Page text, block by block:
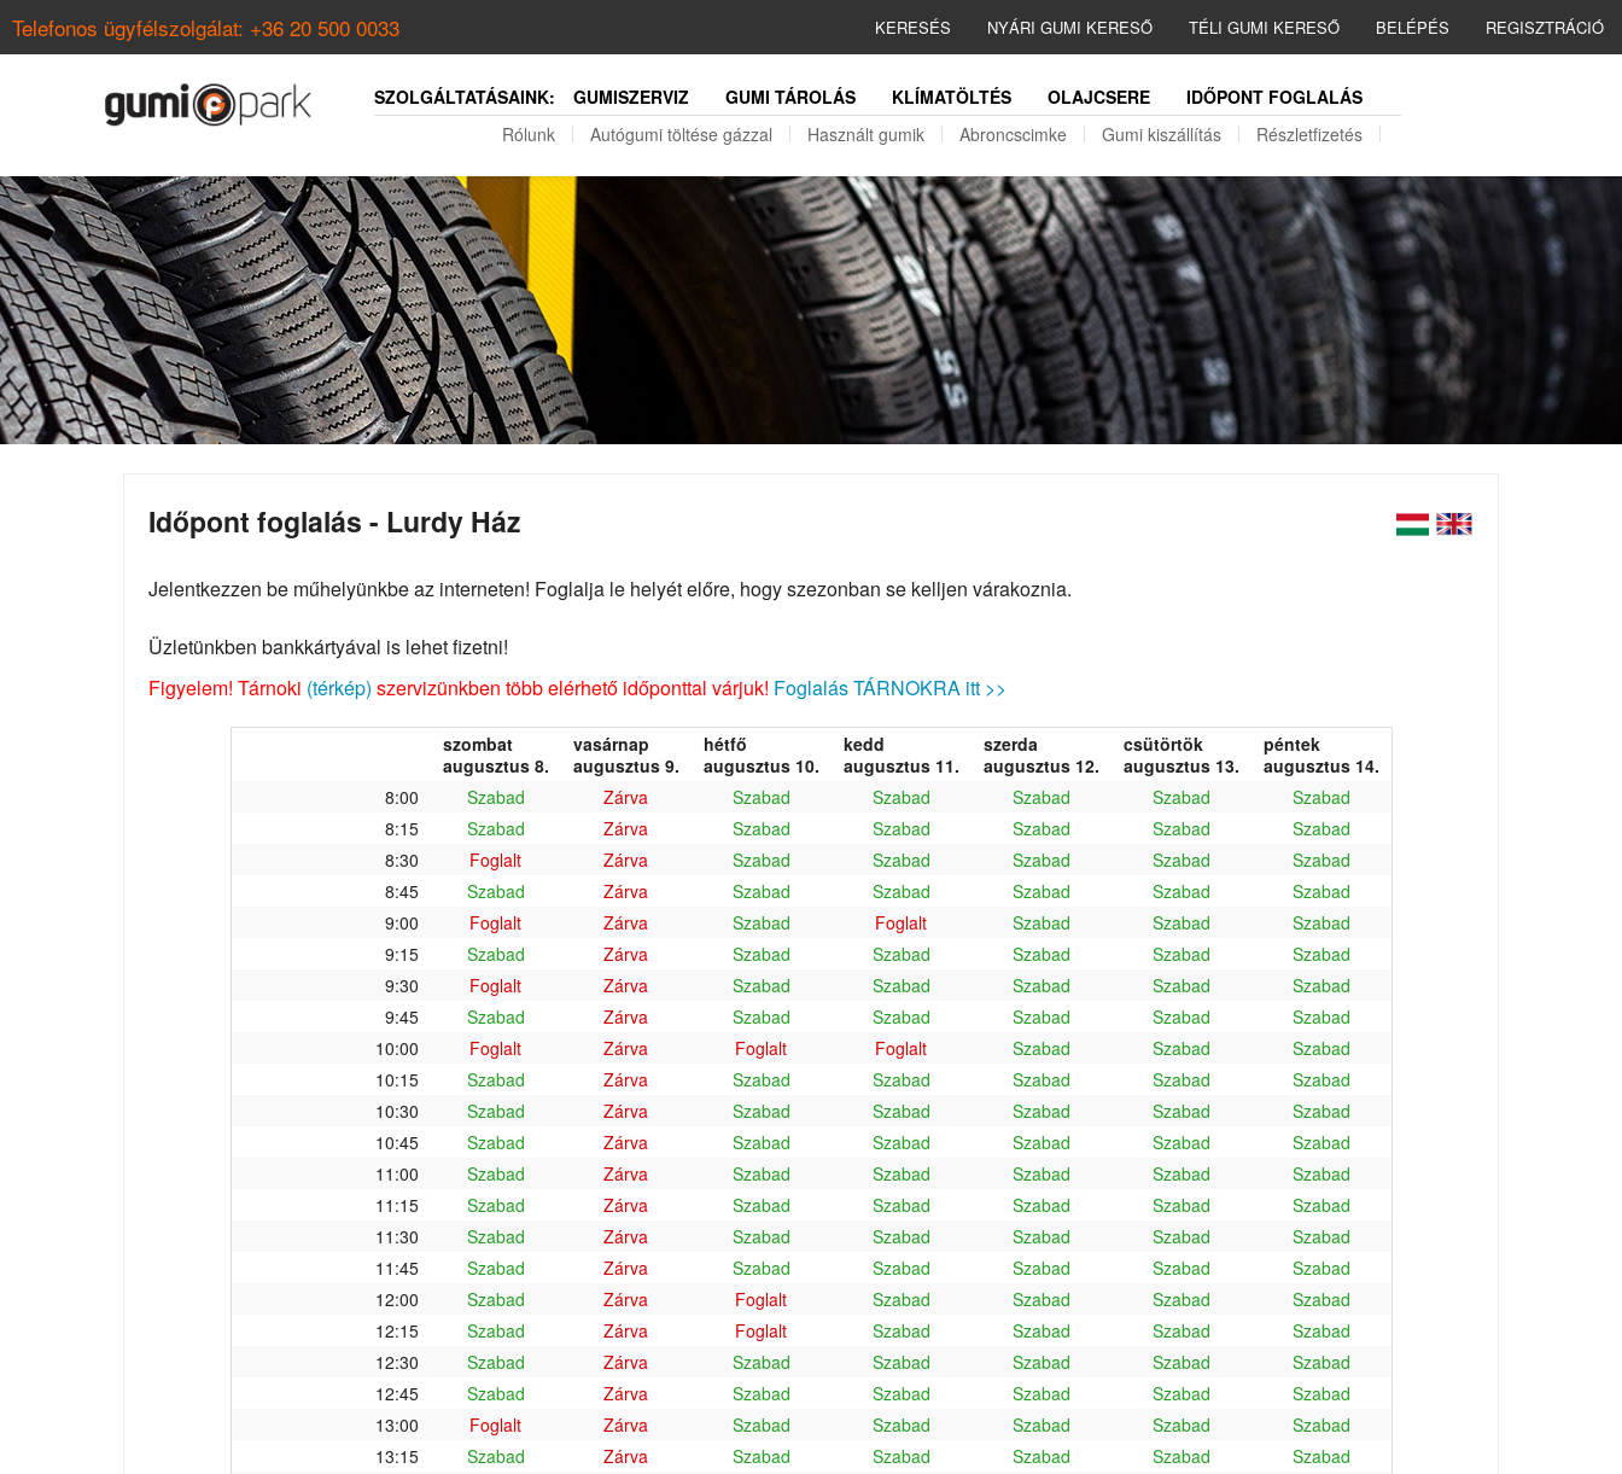
Telefonos ügyfélszolgálat: +36 20 500 0033 KERESÉS NYÁRI GUMI KERESŐ TÉLI GUMI KERESŐ BELÉPÉS REGISZTRÁCIÓ
SZOLGÁLTATÁSAINK: GUMISZERVIZ GUMI TÁROLÁS KLÍMATÖLTÉS OLAJCSERE
IDŐPONT FOGLALÁS
Rólunk
Autógumi töltése gázzal Használt gumik Abroncscimke Gumi kiszállítás Részletfizetés
Időpont foglalás - Lurdy Ház
Jelentkezzen be műhelyünkbe az interneten! Foglalja le helyét előre, hogy szezonban se kelljen várakoznia.
Üzletünkben bankkártyával is lehet fizetni!
Figyelem! Tárnoki (térkép) szervizünkben több elérhető időponttal várjuk! Foglalás TÁRNOKRA itt >>
szombat
augusztus 8.
vasárnap
augusztus 9.
hétfő
augusztus 10.
kedd
augusztus 11.
szerda
augusztus 12.
csütörtök
augusztus 13.
péntek
augusztus 14.
8:00
Szabad Zárva Szabad Szabad Szabad Szabad
Szabad
8:15
Szabad Zárva Szabad Szabad Szabad Szabad
Szabad
8:30
Foglalt Zárva Szabad Szabad Szabad Szabad
Szabad
8:45
Szabad Zárva Szabad Szabad Szabad Szabad
Szabad
9:00
Foglalt Zárva Szabad Foglalt Szabad Szabad
Szabad
9:15
Szabad Zárva Szabad Szabad Szabad Szabad
Szabad
9:30
Foglalt Zárva Szabad Szabad Szabad Szabad
Szabad
9:45
Szabad Zárva Szabad Szabad Szabad Szabad
Szabad
10:00
Foglalt Zárva Foglalt Foglalt Szabad Szabad
Szabad
10:15
Szabad Zárva Szabad Szabad Szabad Szabad
Szabad
10:30
Szabad Zárva Szabad Szabad Szabad Szabad
Szabad
10:45
Szabad Zárva Szabad Szabad Szabad Szabad
Szabad
11:00
Szabad Zárva Szabad Szabad Szabad Szabad
Szabad
11:15
Szabad Zárva Szabad Szabad Szabad Szabad
Szabad
11:30
Szabad Zárva Szabad Szabad Szabad Szabad
Szabad
11:45
Szabad Zárva Szabad Szabad Szabad Szabad
Szabad
12:00
Szabad Zárva Foglalt Szabad Szabad Szabad
Szabad
12:15
Szabad Zárva Foglalt Szabad Szabad Szabad
Szabad
12:30
Szabad Zárva Szabad Szabad Szabad Szabad
Szabad
12:45
Szabad Zárva Szabad Szabad Szabad Szabad
Szabad
13:00
Foglalt Zárva Szabad Szabad Szabad Szabad
Szabad
13:15
Szabad Zárva Szabad Szabad Szabad Szabad
Szabad